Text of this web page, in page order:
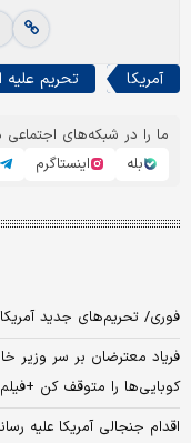
آمریکا تحریم علیه
ما را در شبکه‌های اجتماعی
بله
اینستاگرم
فوری/ تحریم‌های جدید آمریکا
فریاد معترضان بر سر وزیر
کوبایی‌ها را متوقف کن +فیلم
اقدام جنجالی آمریکا علیه